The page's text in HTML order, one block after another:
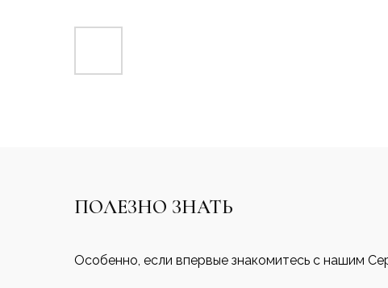
ПОЛЕЗНО ЗНАТЬ
Особенно, если впервые знакомитесь с нашим